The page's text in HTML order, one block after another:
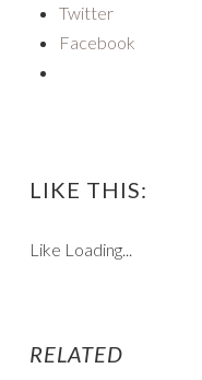
Twitter
Facebook
LIKE THIS:
Like Loading...
RELATED